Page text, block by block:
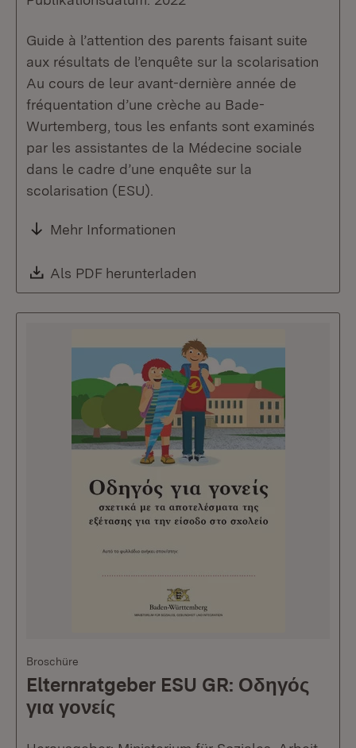
Guide à l’attention des parents faisant suite
aux résultats de l’enquête sur la scolarisation
Au cours de leur avant-dernière année de
fréquentation d’une crèche au Bade-
Wurtemberg, tous les enfants sont examinés
par les assistantes de la Médecine sociale
dans le cadre d’une enquête sur la
scolarisation (ESU).
Mehr Informationen
Download:
Als PDF herunterladen
Broschüre
Elternratgeber ESU GR: Οδηγός
για γονείς